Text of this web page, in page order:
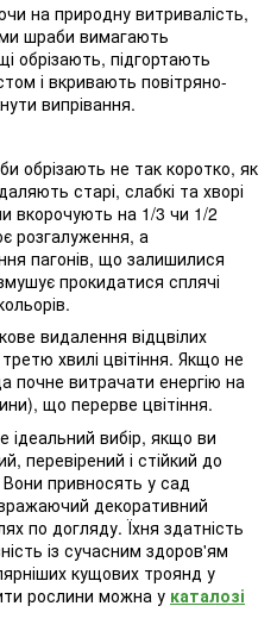
на природну витривалість,
шраби вимагають
обрізають, підгортають
і вкривають повітряно-
випрівання.
обрізають не так коротко, як
старі, слабкі та хворі
вкорочують на 1/3 чи 1/2
розгалуження, а
пагонів, що залишилися
прокидатися сплячі
видалення відцвілих
хвилі цвітіння. Якщо не
почне витрачати енергію на
що перерве цвітіння.
вибір, якщо ви
перевірений і стійкий до
привносять у сад
декоративний
по догляду. Їхня здатність
із сучасним здоров'ям
кущових троянд у
рослини можна у каталозі